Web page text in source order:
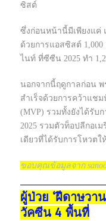
ซิสต์
ซึ่งก่อนหน้านี้มีเพียงแค่
ด้วยการแอสซิสต์
ไนท์ ที่ซีซีน 2025 ทำ
นอกจากนี้ฤดูกาลก่อน
สำเร็จด้วยการคว้าแช
(MVP) รวมทั้งยังได้รับ
2025 รวมตัวท็อปลีกอเ
เดียวที่ได้รับการโหวตใ
ขอบคุณข้อมูลจาก
ผู้ป่วย ‘ฝีดาษวา
วัคซีน 4 พื้นที่